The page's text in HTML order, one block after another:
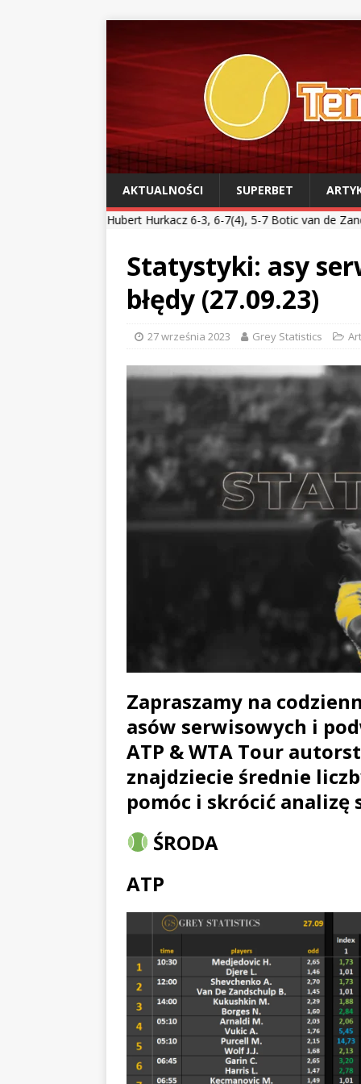
AKTUALNOŚCI SUPERBET
Hubert Hurkacz 6-3, 6-7(4), 5-7 Botic van de Zandschulp ***
Statystyki: asy
błędy (27.09.23)
27 września 2023 Grey Statistics
Zapraszamy na
asów serwisowych i
ATP & WTA Tour
znajdziecie średnie
pomóc i skrócić
ŚRODA
ATP